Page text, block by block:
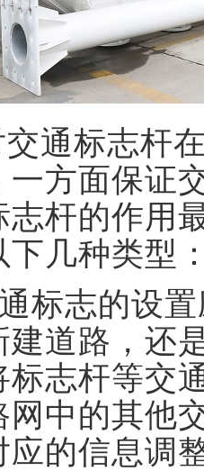
通标志杆
一方面保证
志杆的作用
下几种类型
标志的设
建道路，还
标志杆等交
网中的其他
应的信息调